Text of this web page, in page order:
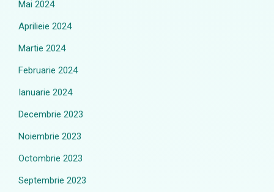
Mai 2024
Aprilieie 2024
Martie 2024
Februarie 2024
Ianuarie 2024
Decembrie 2023
Noiembrie 2023
Octombrie 2023
Septembrie 2023